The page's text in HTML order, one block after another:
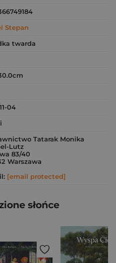
Stepan
twarda
04
Tatarak Monika
Lutz
83/40
Warszawa
[email protected]
słońce